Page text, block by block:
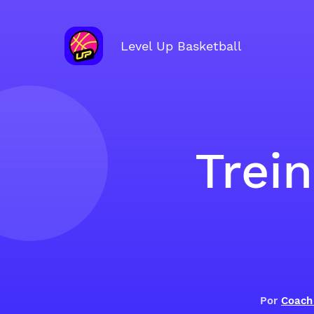
Level Up Basketball
Por